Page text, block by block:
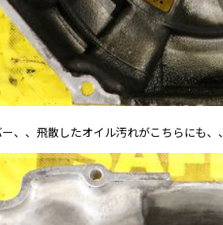
、、飛散したオイル汚れがこちらにも、、